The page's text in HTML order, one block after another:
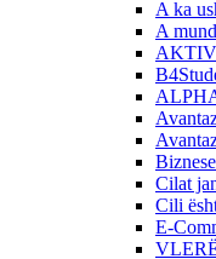
A ka
A
Cilat
Cili
E-